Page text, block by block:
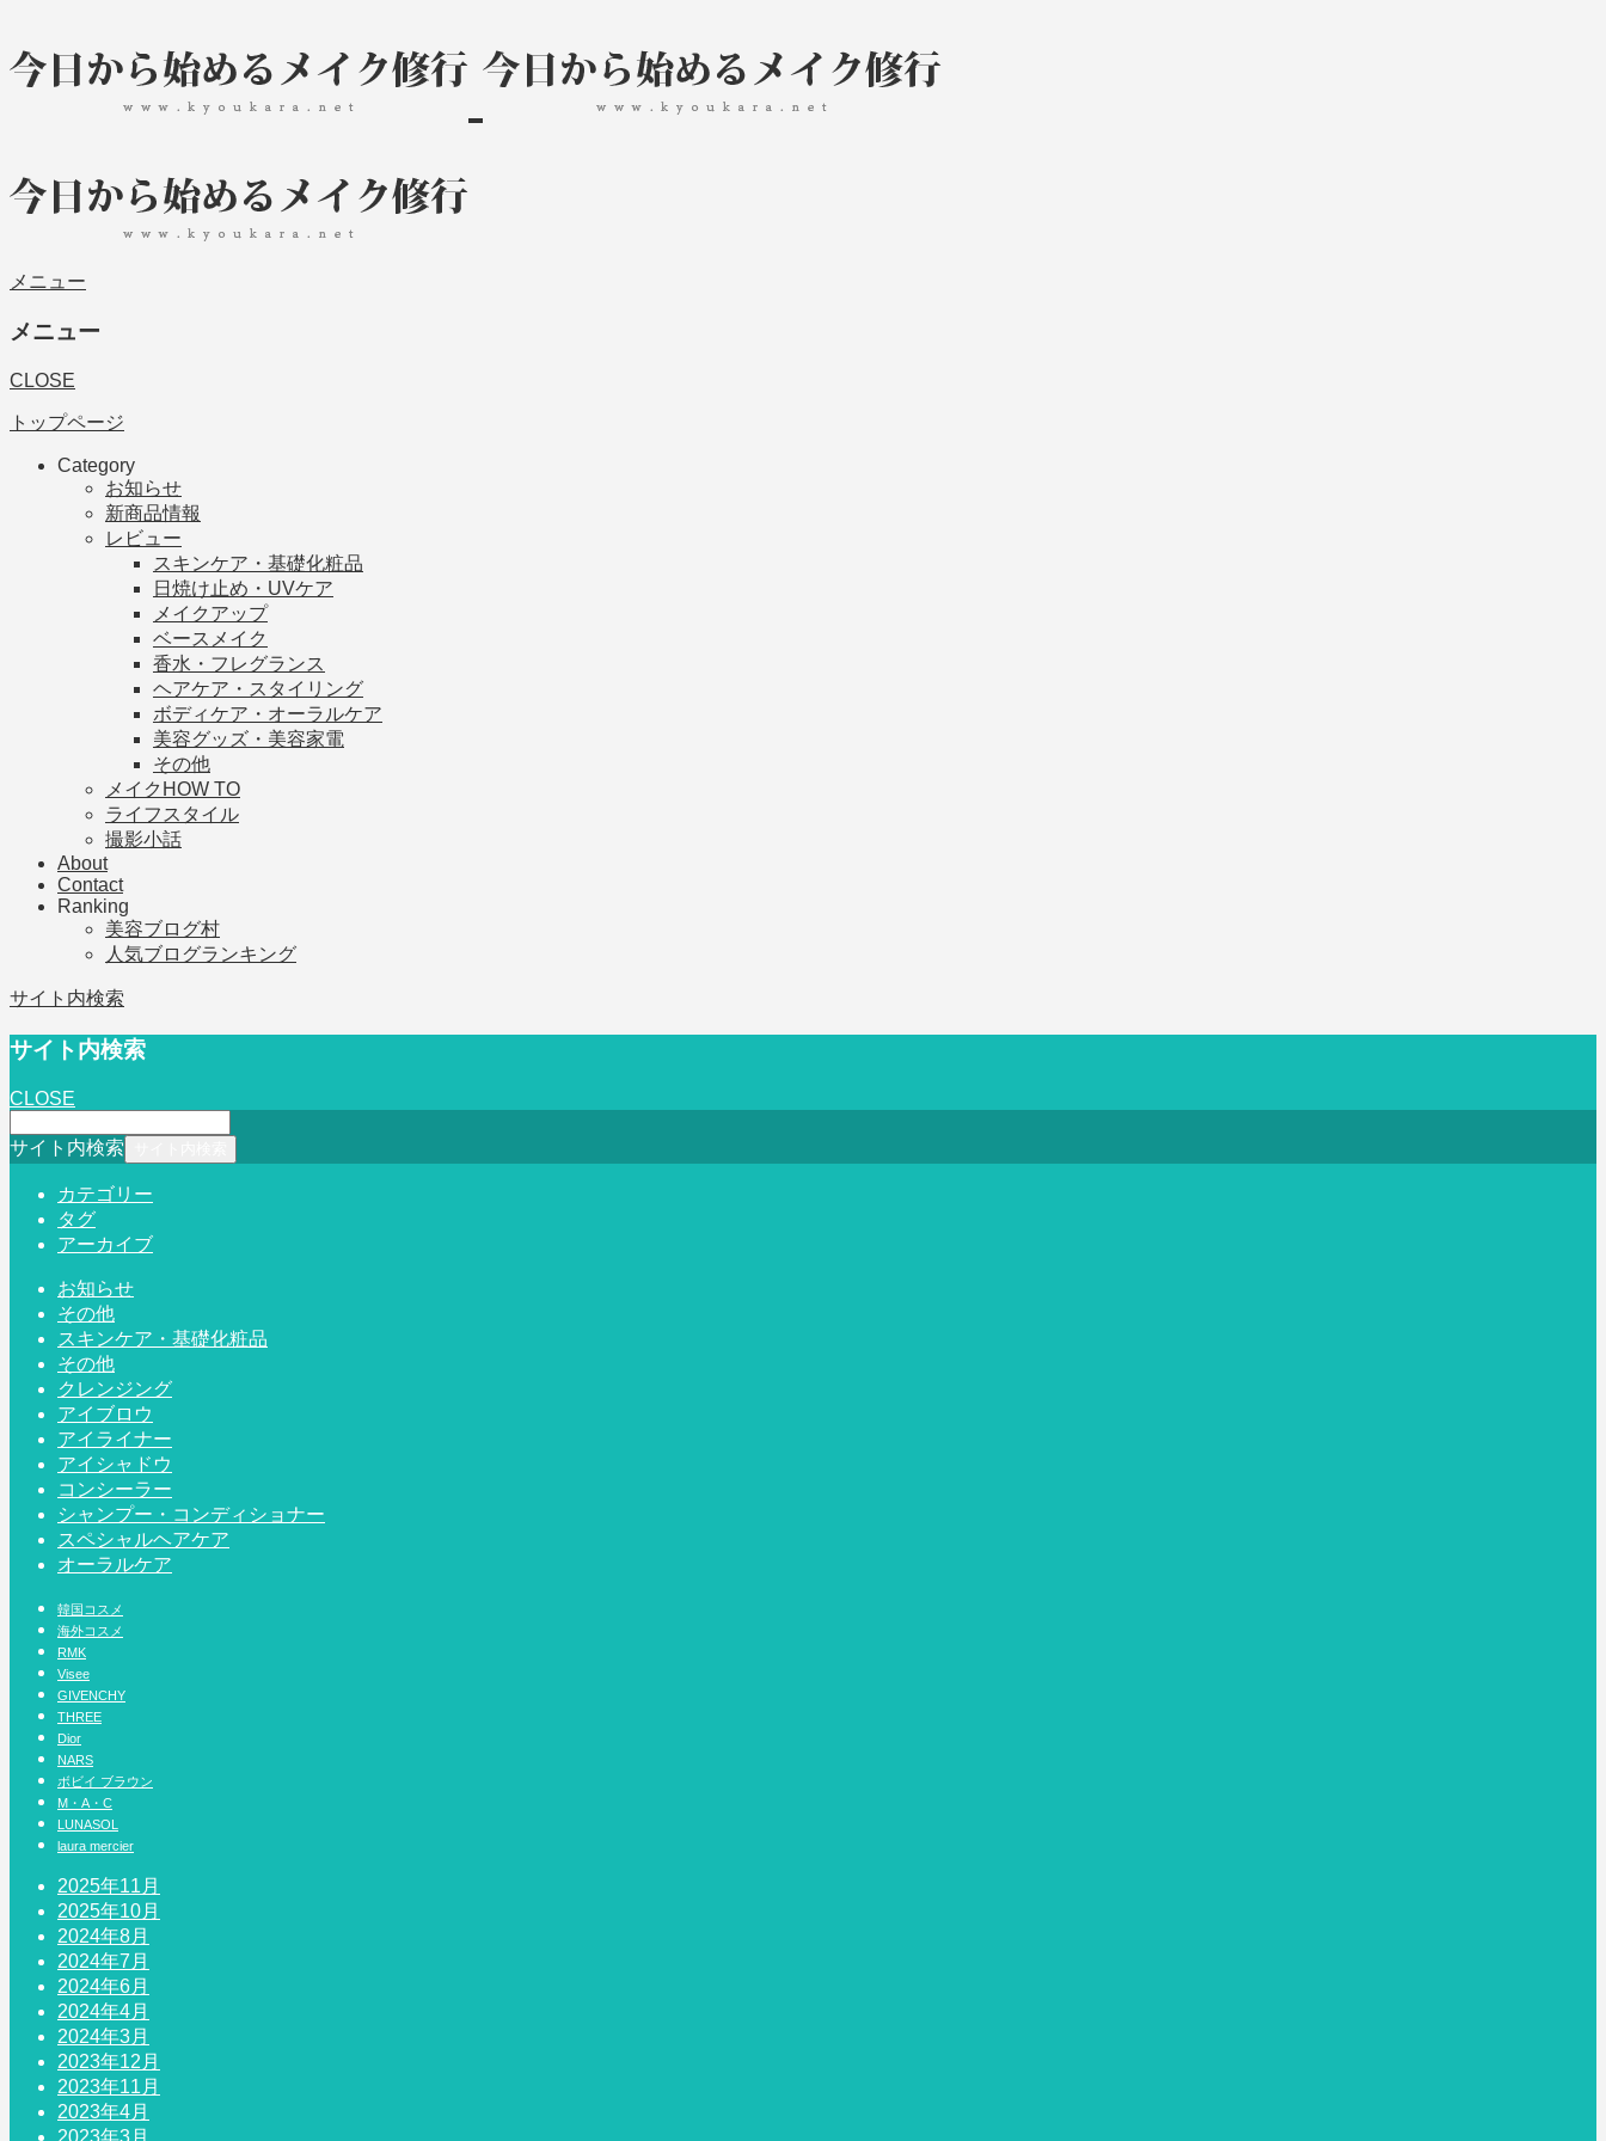
メニュー
メニュー
CLOSE
トップページ
Category
お知らせ
新商品情報
レビュー
スキンケア・基礎化粧品
日焼け止め・UVケア
メイクアップ
ベースメイク
香水・フレグランス
ヘアケア・スタイリング
ボディケア・オーラルケア
美容グッズ・美容家電
その他
メイクHOW TO
ライフスタイル
撮影小話
About
Contact
Ranking
美容ブログ村
人気ブログランキング
サイト内検索
サイト内検索
CLOSE
サイト内検索
カテゴリー
タグ
アーカイブ
お知らせ
その他
スキンケア・基礎化粧品
その他
クレンジング
アイブロウ
アイライナー
アイシャドウ
コンシーラー
シャンプー・コンディショナー
スペシャルヘアケア
オーラルケア
韓国コスメ
海外コスメ
RMK
Visee
GIVENCHY
THREE
Dior
NARS
ボビイ ブラウン
M・A・C
LUNASOL
laura mercier
2025年11月
2025年10月
2024年8月
2024年7月
2024年6月
2024年4月
2024年3月
2023年12月
2023年11月
2023年4月
2023年3月